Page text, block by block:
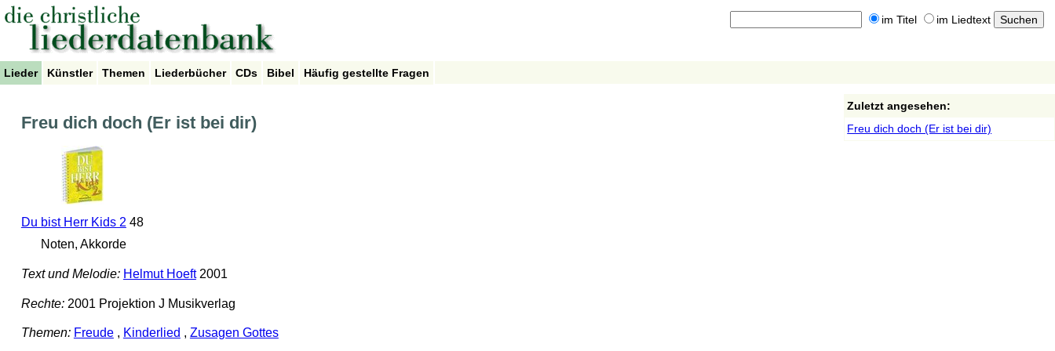
im Titel im Liedtext
Lieder Künstler Themen Liederbücher CDs Bibel Häufig gestellte Fragen
Freu dich doch (Er ist bei dir)
Du bist Herr Kids 248
Noten, Akkorde
Text und Melodie: Helmut Hoeft2001
Rechte:2001 Projektion J Musikverlag
Themen: Freude, Kinderlied , Zusagen Gottes
Zuletzt angesehen:
Freu dich doch (Er ist bei dir)